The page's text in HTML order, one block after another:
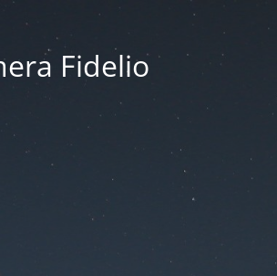
Fidelio